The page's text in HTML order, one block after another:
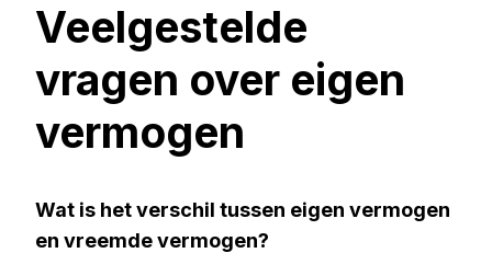
Veelgestelde
vragen over eigen
vermogen
Wat is het verschil tussen eigen vermogen
en vreemde vermogen?